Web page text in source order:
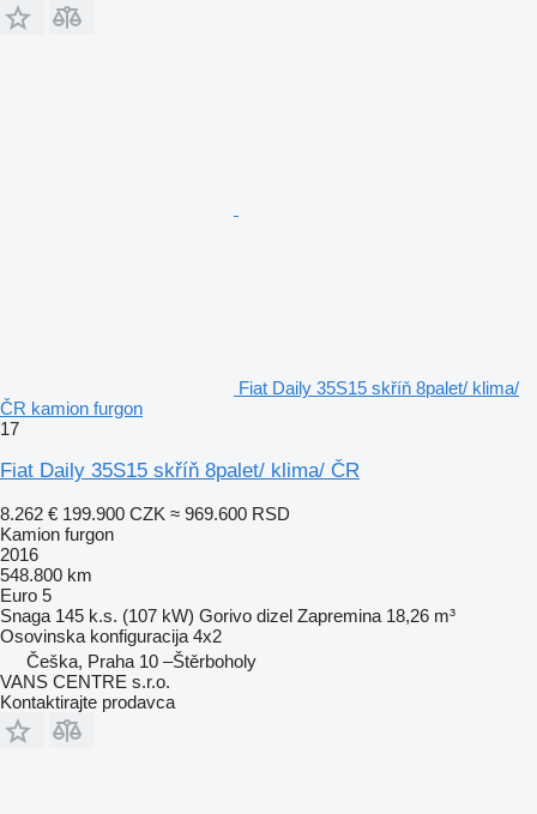
Fiat Daily 35S15 skříň 8palet/ klima/
ČR kamion furgon
17
Fiat Daily 35S15 skříň 8palet/ klima/ ČR
8.262 € 199.900 CZK ≈ 969.600 RSD
Kamion furgon
2016
548.800 km
Euro 5
Snaga 145 k.s. (107 kW) Gorivo dizel Zapremina 18,26 m³
Osovinska konfiguracija 4x2
Češka, Praha 10 –Štěrboholy
VANS CENTRE s.r.o.
Kontaktirajte prodavca